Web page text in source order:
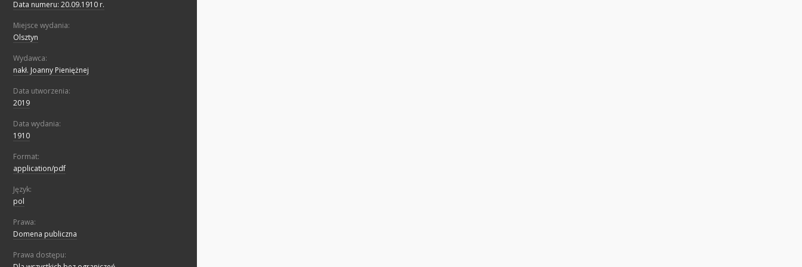
Data numeru: 20.09.1910 r.
Miejsce wydania:
Olsztyn
Wydawca:
nakł. Joanny Pieniężnej
Data utworzenia:
2019
Data wydania:
1910
Format:
application/pdf
Język:
pol
Prawa:
Domena publiczna
Prawa dostępu: